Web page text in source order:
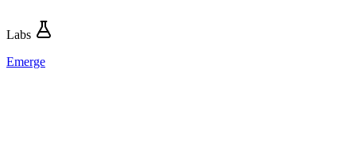
Labs
Emerge